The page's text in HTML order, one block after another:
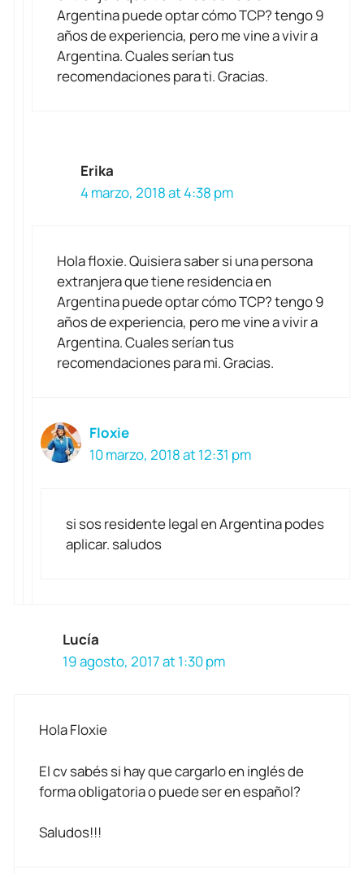
Argentina puede optar cómo TCP? tengo 9
años de experiencia, pero me vine a vivir a
Argentina. Cuales serían tus
recomendaciones para ti. Gracias.
Erika
4 marzo, 2018 at 4:38 pm
Hola floxie. Quisiera saber si una persona
extranjera que tiene residencia en
Argentina puede optar cómo TCP? tengo 9
años de experiencia, pero me vine a vivir a
Argentina. Cuales serían tus
recomendaciones para mi. Gracias.
Floxie
10 marzo, 2018 at 12:31 pm
si sos residente legal en Argentina podes
aplicar. saludos
Lucía
19 agosto, 2017 at 1:30 pm
Hola Floxie
El cv sabés si hay que cargarlo en inglés de
forma obligatoria o puede ser en español?
Saludos!!!